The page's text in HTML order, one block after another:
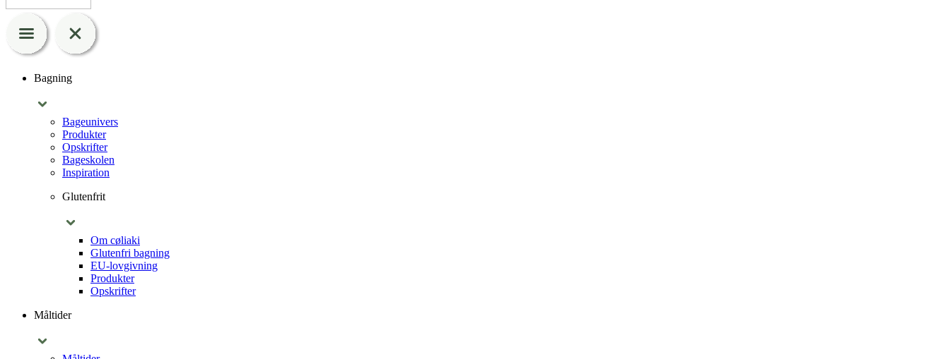
Bagning
Bageunivers
Produkter
Opskrifter
Bageskolen
Inspiration
Glutenfrit
Om cøliaki
Glutenfri bagning
EU-lovgivning
Produkter
Opskrifter
Måltider